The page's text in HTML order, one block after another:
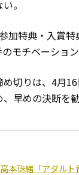
。
参加特典・入賞
モチベーショ
切りは、4月
早めの決断を勧
本珠緒「アダル